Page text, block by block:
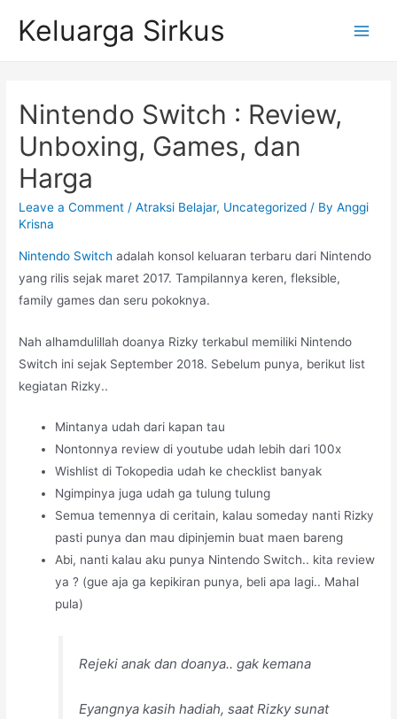
Keluarga Sirkus
Nintendo Switch : Review,
Unboxing, Games, dan
Harga
Leave a Comment /Atraksi Belajar, Uncategorized / ByAnggi
Krisna
Nintendo Switch adalah konsol keluaran terbaru dari Nintendo
yang rilis sejak maret 2017. Tampilannya keren, fleksible,
family games dan seru pokoknya.
Nah alhamdulillah doanya Rizky terkabul memiliki Nintendo
Switch ini sejak September 2018. Sebelum punya, berikut list
kegiatan Rizky..
Mintanya udah dari kapan tau
Nontonnya review di youtube udah lebih dari 100x
Wishlist di Tokopedia udah ke checklist banyak
Ngimpinya juga udah ga tulung tulung
Semua temennya di ceritain, kalau someday nanti Rizky
pasti punya dan mau dipinjemin buat maen bareng
Abi, nanti kalau aku punya Nintendo Switch.. kita review
ya ? (gue aja ga kepikiran punya, beli apa lagi.. Mahal
pula)
Rejeki anak dan doanya.. gak kemana
Eyangnya kasih hadiah, saat Rizky sunat